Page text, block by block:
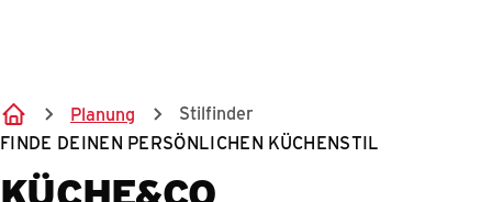
Planung
Stilfinder
FINDE DEINEN PERSÖNLICHEN KÜCHENSTIL
KÜCHE&CO